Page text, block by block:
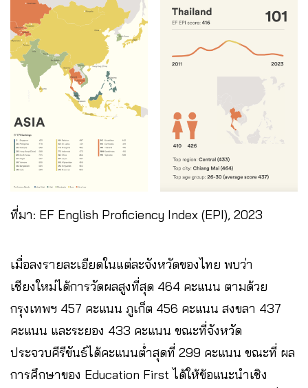
ที่มา: EF English Proficiency Index (EPI), 2023
เมื่อลงรายละเอียดในแต่ละจังหวัดของไทย พบว่า
เชียงใหม่ได้การวัดผลสูงที่สุด 464 คะแนน ตามด้วย
กรุงเทพฯ 457 คะแนน ภูเก็ต 456 คะแนน สงขลา 437
คะแนน และระยอง 433 คะแนน ขณะที่จังหวัด
ประจวบคีรีขันธ์ได้คะแนนต่ำสุดที่ 299 คะแนน ขณะที่ ผล
การศึกษาของ Education First ได้ให้ข้อแนะนำเชิง